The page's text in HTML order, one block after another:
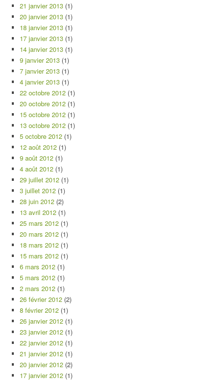
21 janvier 2013 (1)
20 janvier 2013 (1)
18 janvier 2013 (1)
17 janvier 2013 (1)
14 janvier 2013 (1)
9 janvier 2013 (1)
7 janvier 2013 (1)
4 janvier 2013 (1)
22 octobre 2012 (1)
20 octobre 2012 (1)
15 octobre 2012 (1)
13 octobre 2012 (1)
5 octobre 2012 (1)
12 août 2012 (1)
9 août 2012 (1)
4 août 2012 (1)
29 juillet 2012 (1)
3 juillet 2012 (1)
28 juin 2012 (2)
13 avril 2012 (1)
25 mars 2012 (1)
20 mars 2012 (1)
18 mars 2012 (1)
15 mars 2012 (1)
6 mars 2012 (1)
5 mars 2012 (1)
2 mars 2012 (1)
26 février 2012 (2)
8 février 2012 (1)
26 janvier 2012 (1)
23 janvier 2012 (1)
22 janvier 2012 (1)
21 janvier 2012 (1)
20 janvier 2012 (2)
17 janvier 2012 (1)